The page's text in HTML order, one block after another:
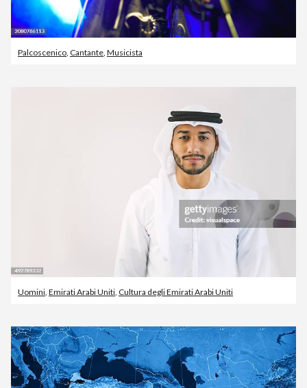
Palcoscenico, Cantante, Musicista
Uomini Emirati Arabi Uniti Cultura degli Emirati Arabi Uniti